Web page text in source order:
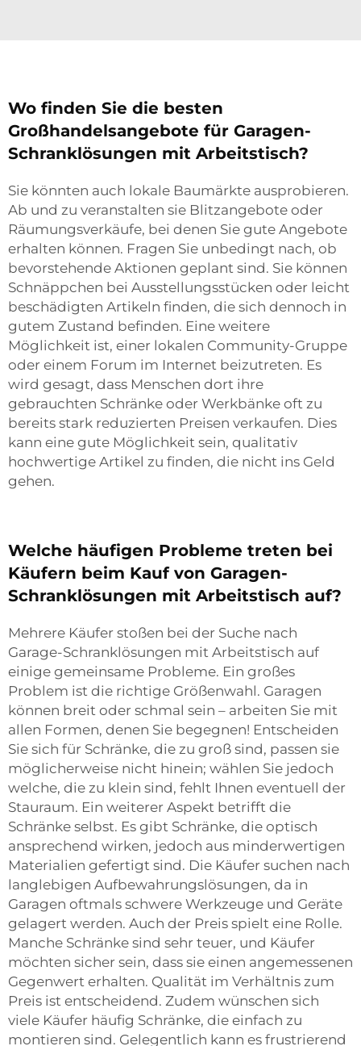
Wo finden Sie die besten
Großhandelsangebote für Garagen-
Schranklösungen mit Arbeitstisch?
Sie könnten auch lokale Baumärkte ausprobieren.
Ab und zu veranstalten sie Blitzangebote oder
Räumungsverkäufe, bei denen Sie gute Angebote
erhalten können. Fragen Sie unbedingt nach, ob
bevorstehende Aktionen geplant sind. Sie können
Schnäppchen bei Ausstellungsstücken oder leicht
beschädigten Artikeln finden, die sich dennoch in
gutem Zustand befinden. Eine weitere
Möglichkeit ist, einer lokalen Community-Gruppe
oder einem Forum im Internet beizutreten. Es
wird gesagt, dass Menschen dort ihre
gebrauchten Schränke oder Werkbänke oft zu
bereits stark reduzierten Preisen verkaufen. Dies
kann eine gute Möglichkeit sein, qualitativ
hochwertige Artikel zu finden, die nicht ins Geld
gehen.
Welche häufigen Probleme treten bei
Käufern beim Kauf von Garagen-
Schranklösungen mit Arbeitstisch auf?
Mehrere Käufer stoßen bei der Suche nach
Garage-Schranklösungen mit Arbeitstisch auf
einige gemeinsame Probleme. Ein großes
Problem ist die richtige Größenwahl. Garagen
können breit oder schmal sein – arbeiten Sie mit
allen Formen, denen Sie begegnen! Entscheiden
Sie sich für Schränke, die zu groß sind, passen sie
möglicherweise nicht hinein; wählen Sie jedoch
welche, die zu klein sind, fehlt Ihnen eventuell der
Stauraum. Ein weiterer Aspekt betrifft die
Schränke selbst. Es gibt Schränke, die optisch
ansprechend wirken, jedoch aus minderwertigen
Materialien gefertigt sind. Die Käufer suchen nach
langlebigen Aufbewahrungslösungen, da in
Garagen oftmals schwere Werkzeuge und Geräte
gelagert werden. Auch der Preis spielt eine Rolle.
Manche Schränke sind sehr teuer, und Käufer
möchten sicher sein, dass sie einen angemessenen
Gegenwert erhalten. Qualität im Verhältnis zum
Preis ist entscheidend. Zudem wünschen sich
viele Käufer häufig Schränke, die einfach zu
montieren sind. Gelegentlich kann es frustrierend